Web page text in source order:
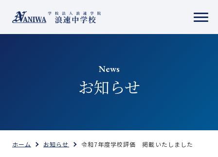
News
お知らせ
ホーム お知らせ 令和7年度学校評価 掲載いたしました